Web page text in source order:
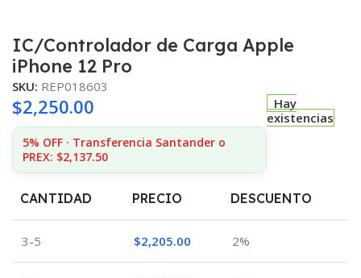
IC/Controlador de Carga Apple
iPhone 12 Pro
SKU: REP018603
$2,250.00
5% OFF · Transferencia Santander o
PREX: $2,137.50
Hay
existencias
CANTIDAD PRECIO DESCUENTO
3-5 $2,205.00 2%